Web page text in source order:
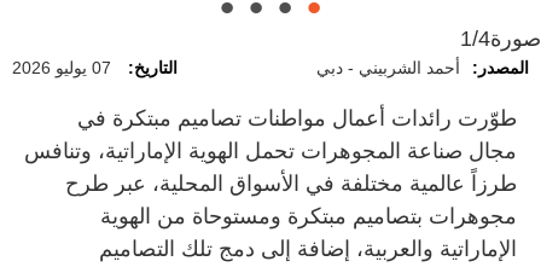
صورة1/4
المصدر: أحمد الشربيني - دبي التاريخ: 07 يوليو 2026
طوّرت رائدات أعمال مواطنات تصاميم مبتكرة في
مجال صناعة المجوهرات تحمل الهوية الإماراتية، وتنافس
طرزاً عالمية مختلفة في الأسواق المحلية، عبر طرح
مجوهرات بتصاميم مبتكرة ومستوحاة من الهوية
الإماراتية والعربية، إضافة إلى دمج تلك التصاميم